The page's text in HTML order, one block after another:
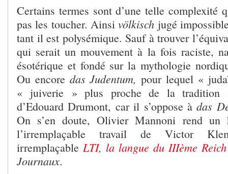
Certains termes sont d’une telle complexité
pas les toucher. Ainsivölkisch jugé
tant il est polysémique. Sauf à trouver
qui serait un mouvement à la fois raciste,
ésotérique et fondé sur la mythologie
Ou encore das Judentum, pour lequel «
« juiverie » plus proche de la tradition
d’Edouard Drumont, car il s’oppose àdas
On s’en doute, Olivier Mannoni rend un
l’irremplaçable travail de Victor
irremplaçable LTI, la langue du IIIème Reich
Journaux.